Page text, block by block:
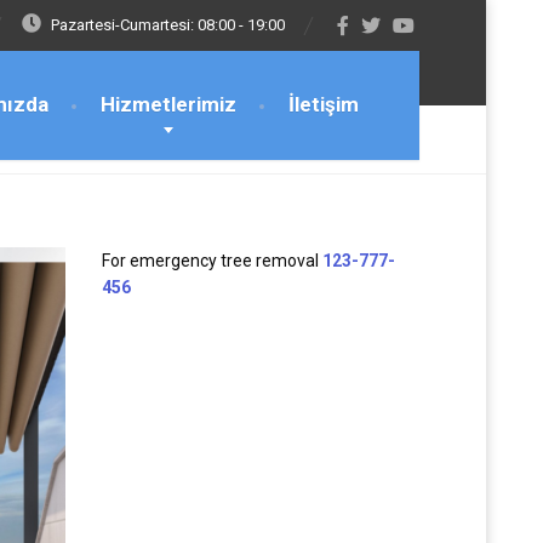
Pazartesi-Cumartesi: 08:00 - 19:00
Hizmetlerimiz İletişim
For emergency tree removal 123-777-
456